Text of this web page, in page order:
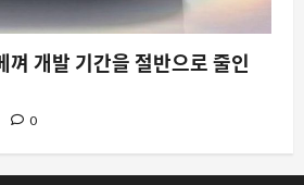
껴 개발 기간을 절반으로 줄인
0